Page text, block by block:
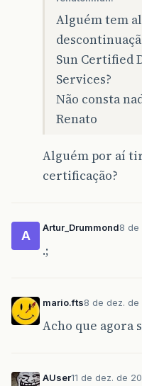
Alguém tem
Sun Certified
Services?
Não consta
Renato
Alguém por aí
certificação?
A
Artur_Drummond8 de
.;
mario.fts8 de dez. de
Acho que agora
AUser11 de dez. de